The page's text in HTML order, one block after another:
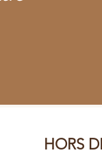
HORS